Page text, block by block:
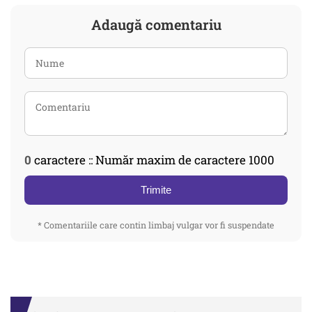
Adaugă comentariu
0 caractere :: Număr maxim de caractere 1000
Trimite
* Comentariile care contin limbaj vulgar vor fi suspendate